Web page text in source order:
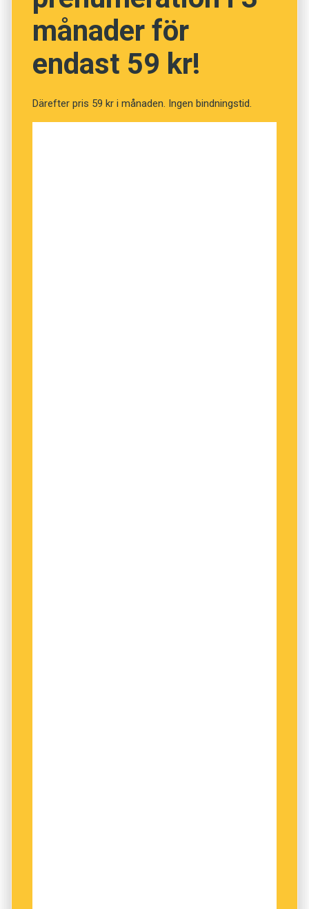
månader för
endast 59 kr!
Därefter pris 59 kr i månaden. Ingen bindningstid.